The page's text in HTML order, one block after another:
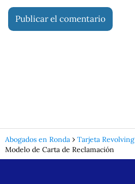
Abogados en Ronda Tarjeta Revolving
Modelo de Carta de Reclamación